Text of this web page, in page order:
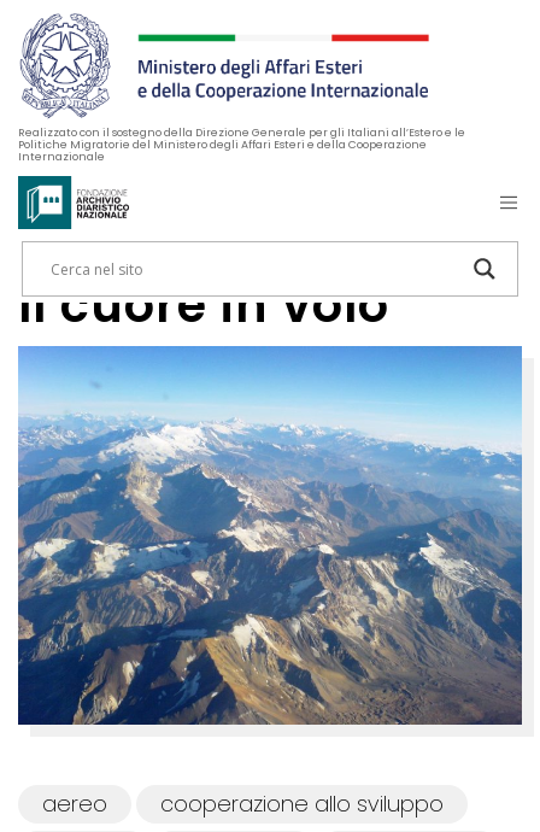
Realizzato con il sostegno della Direzione Generale per gli Italiani all’Estero e le
Politiche Migratorie del Ministero degli Affari Esteri e della Cooperazione
Internazionale
Il cuore in volo
aereo
cooperazione allo sviluppo